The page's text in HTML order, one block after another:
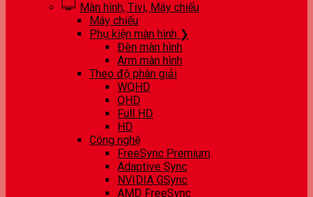
Màn hình, Tivi, Máy chiếu
Máy chiếu
Phụ kiện màn hình ❯
Đèn màn hình
Arm màn hình
Theo độ phân giải
WQHD
QHD
Full HD
HD
Công nghệ
FreeSync Premium
Adaptive Sync
NVIDIA GSync
AMD FreeSync